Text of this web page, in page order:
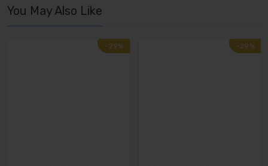
You May Also Like
-29%
-29% -29%
-29%